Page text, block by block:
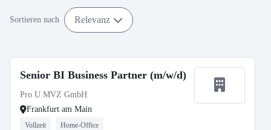
Sortieren nach Relevanz
Senior BI Business Partner (m/w/d)
Pro U MVZ GmbH
Frankfurt am Main
Vollzeit Home-Office